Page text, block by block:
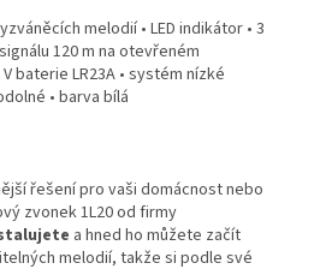
melodií • LED indikátor • 3
120 m na otevřeném
baterie LR23A • systém nízké
• barva bílá
řešení pro vaši domácnost nebo
zvonek 1L20 od firmy
a hned ho můžete začít
melodií, takže si podle své